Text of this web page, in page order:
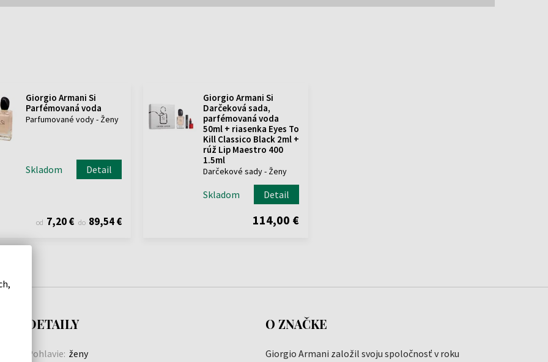
Giorgio Armani Si
Parfémovaná voda
Parfumované vody - Ženy
Skladom Detail
od 7,20 € do 89,54 €
Giorgio Armani Si
Darčeková sada,
parfémovaná voda
50ml + riasenka Eyes To
Kill Classico Black 2ml +
rúž Lip Maestro 400
1.5ml
Darčekové sady - Ženy
Skladom Detail
114,00 €
DETAILY
Pohlavie: ženy
O ZNAČKE
Giorgio Armani založil svoju spoločnosť v roku